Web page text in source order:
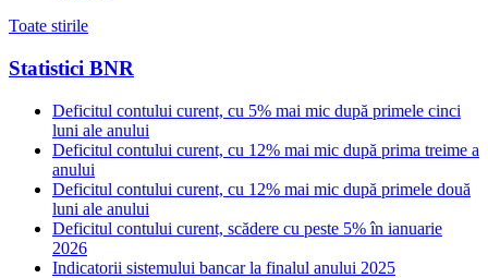
Toate stirile
Statistici BNR
Deficitul contului curent, cu 5% mai mic după primele cinci
luni ale anului
Deficitul contului curent, cu 12% mai mic după prima treime a
anului
Deficitul contului curent, cu 12% mai mic după primele două
luni ale anului
Deficitul contului curent, scădere cu peste 5% în ianuarie
2026
Indicatorii sistemului bancar la finalul anului 2025